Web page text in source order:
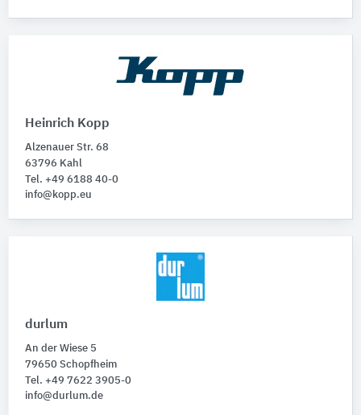
Heinrich Kopp
Alzenauer Str. 68
63796 Kahl
Tel. +49 6188 40-0
info@kopp.eu
durlum
An der Wiese 5
79650 Schopfheim
Tel. +49 7622 3905-0
info@durlum.de